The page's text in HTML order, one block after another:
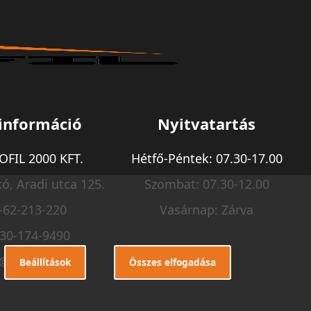
2000 KFT.
Aradi utca 125.
62-213-220
174-9490
profil.hu
Nyitvatartás
Hétfő-Péntek: 07.30-17.00
Szombat: 07.30-12.00
Vasárnap: Zárva
Beállítások Összes elfogadása